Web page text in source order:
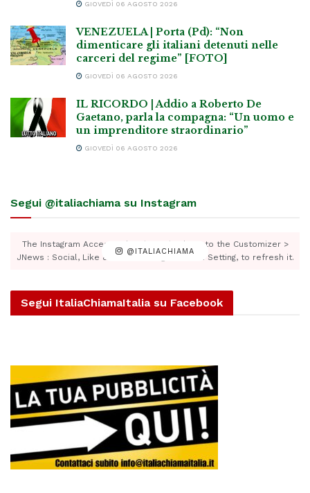
GIOVEDÌ 06 AGOSTO 2026
VENEZUELA | Porta (Pd): “Non
dimenticare gli italiani detenuti nelle
carceri del regime” [FOTO]
GIOVEDÌ 06 AGOSTO 2026
IL RICORDO | Addio a Roberto De
Gaetano, parla la compagna: “Un uomo e
un imprenditore straordinario”
GIOVEDÌ 06 AGOSTO 2026
Segui @italiachiama su Instagram
@ITALIACHIAMA
The Instagram Access Token is expired, Go to the Customizer >
JNews : Social, Like & View > Instagram Feed Setting, to refresh it.
Segui ItaliaChiamaItalia su Facebook